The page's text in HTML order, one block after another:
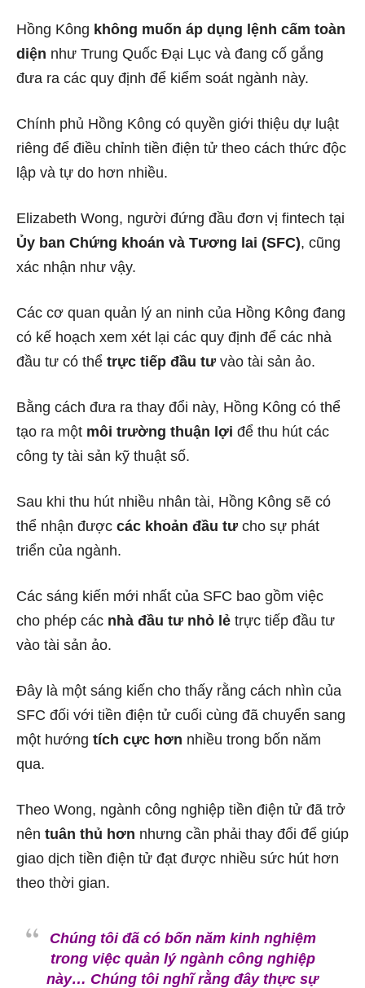
Hồng Kông không muốn áp dụng lệnh cấm toàn
diện như Trung Quốc Đại Lục và đang cố gắng
đưa ra các quy định để kiểm soát ngành này.
Chính phủ Hồng Kông có quyền giới thiệu dự luật
riêng để điều chỉnh tiền điện tử theo cách thức độc
lập và tự do hơn nhiều.
Elizabeth Wong, người đứng đầu đơn vị fintech tại
Ủy ban Chứng khoán và Tương lai (SFC), cũng
xác nhận như vậy.
Các cơ quan quản lý an ninh của Hồng Kông đang
có kế hoạch xem xét lại các quy định để các nhà
đầu tư có thể trực tiếp đầu tư vào tài sản ảo.
Bằng cách đưa ra thay đổi này, Hồng Kông có thể
tạo ra một môi trường thuận lợi để thu hút các
công ty tài sản kỹ thuật số.
Sau khi thu hút nhiều nhân tài, Hồng Kông sẽ có
thể nhận được các khoản đầu tư cho sự phát
triển của ngành.
Các sáng kiến ​​mới nhất của SFC bao gồm việc
cho phép các nhà đầu tư nhỏ lẻ trực tiếp đầu tư
vào tài sản ảo.
Đây là một sáng kiến ​​cho thấy rằng cách nhìn của
SFC đối với tiền điện tử cuối cùng đã chuyển sang
một hướng tích cực hơn nhiều trong bốn năm
qua.
Theo Wong, ngành công nghiệp tiền điện tử đã trở
nên tuân thủ hơn nhưng cần phải thay đổi để giúp
giao dịch tiền điện tử đạt được nhiều sức hút hơn
theo thời gian.
Chúng tôi đã có bốn năm kinh nghiệm
trong việc quản lý ngành công nghiệp
này… Chúng tôi nghĩ rằng đây thực sự